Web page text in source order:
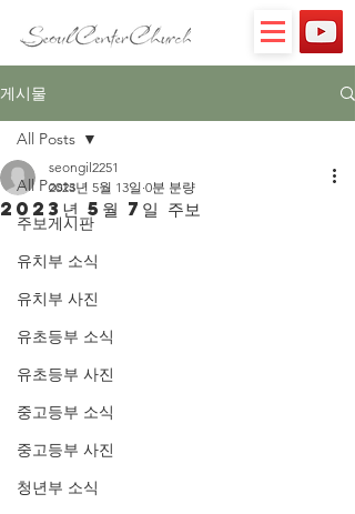
게시물
All Posts
주보게시판
유치부 소식
유치부 사진
유초등부 소식
유초등부 사진
중고등부 소식
중고등부 사진
청년부 소식
All Posts
2023년 5월 7일 주보
seongil2251
2023년 5월 13일 0분 분량